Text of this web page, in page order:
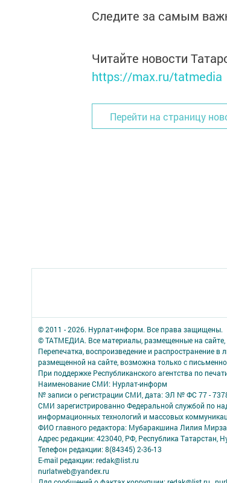
Следите за самым
Читайте новости
https://max.ru/tatmedia
Перейти на страницу
© 2011 - 2026. Нурлат-⁠информ. Все права защищены.
© ТАТМЕДИА. Все материалы, размещенные на
Перепечатка, воспроизведение и распространение
размещенной на сайте, возможна только с
При поддержке Республиканского агентства по
Наименование СМИ: Нурлат-⁠информ
№ записи о регистрации СМИ, дата: ЭЛ № ФС 77 -⁠
СМИ зарегистрированно Федеральной службой по
информационных технологий и массовых
ФИО главного редактора: Мубаракшина Лилия
Адрес редакции: 423040, РФ, Республика Татарстан,
Телефон редакции: 8(84345) 2-36-13
E-mail редакции: redak@list.ru
nurlatweb@yandex.ru